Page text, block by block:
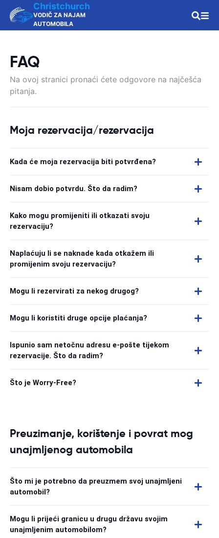
Christchurch
VODIČ ZA NAJAM
AUTOMOBILA
FAQ
Na ovoj stranici pronaći ćete odgovore na najčešća
pitanja.
Moja rezervacija/rezervacija
Kada će moja rezervacija biti potvrđena?
Nisam dobio potvrdu. Što da radim?
Kako mogu promijeniti ili otkazati svoju
rezervaciju?
Naplaćuju li se naknade kada otkažem ili
promijenim svoju rezervaciju?
Mogu li rezervirati za nekog drugog?
Mogu li koristiti druge opcije plaćanja?
Ispunio sam netočnu adresu e-pošte tijekom
rezervacije. Što da radim?
Što je Worry-Free?
Preuzimanje, korištenje i povrat mog
unajmljenog automobila
Što mi je potrebno da preuzmem svoj unajmljeni
automobil?
Mogu li prijeći granicu u drugu državu svojim
unajmljenim automobilom?